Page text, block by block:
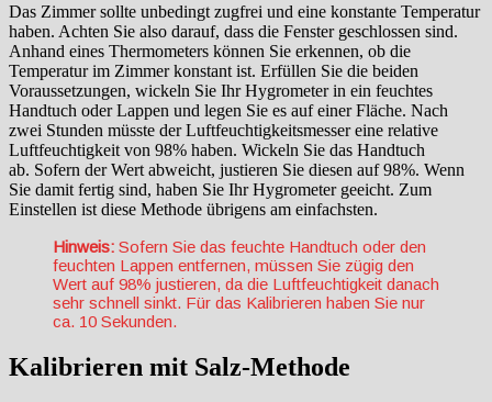
Das Zimmer sollte unbedingt zugfrei und eine konstante Temperatur
haben. Achten Sie also darauf, dass die Fenster geschlossen sind.
Anhand eines Thermometers können Sie erkennen, ob die
Temperatur im Zimmer konstant ist. Erfüllen Sie die beiden
Voraussetzungen, wickeln Sie Ihr Hygrometer in ein feuchtes
Handtuch oder Lappen und legen Sie es auf einer Fläche. Nach
zwei Stunden müsste der Luftfeuchtigkeitsmesser eine relative
Luftfeuchtigkeit von 98% haben. Wickeln Sie das Handtuch
ab. Sofern der Wert abweicht, justieren Sie diesen auf 98%. Wenn
Sie damit fertig sind, haben Sie Ihr Hygrometer geeicht. Zum
Einstellen ist diese Methode übrigens am einfachsten.
Hinweis: Sofern Sie das feuchte Handtuch oder den
feuchten Lappen entfernen, müssen Sie zügig den
Wert auf 98% justieren, da die Luftfeuchtigkeit danach
sehr schnell sinkt. Für das Kalibrieren haben Sie nur
ca. 10 Sekunden.
Kalibrieren mit Salz-Methode